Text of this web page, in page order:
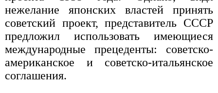
нежелание японских властей принять
советский проект, представитель СССР
предложил использовать имеющиеся
международные прецеденты: советско-
американское и советско-итальянское
соглашения.